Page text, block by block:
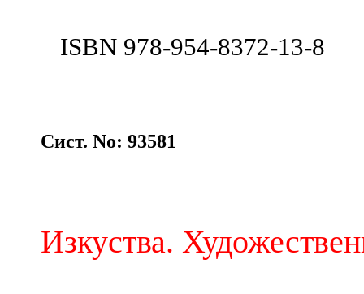
ISBN 978-954-8372-13-8
Сист. No: 93581
Изкуства.